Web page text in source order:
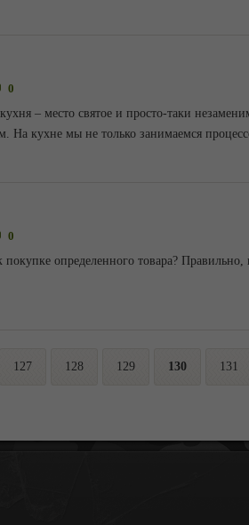
0
– место святое и просто-таки
На кухне мы не только занимаемся
0
определенного товара? Правильно,
127 128 129 130 131